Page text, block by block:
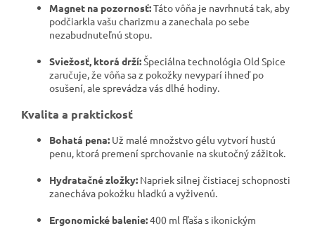
Magnet na pozornosť:Táto vôňa je navrhnutá tak, aby
podčiarkla vašu charizmu a zanechala po sebe
nezabudnuteľnú stopu.
Sviežosť, ktorá drží:Špeciálna technológia Old Spice
zaručuje, že vôňa sa z pokožky nevyparí ihneď po
osušení, ale sprevádza vás dlhé hodiny.
Kvalita a praktickosť
Bohatá pena: Už malé množstvo gélu vytvorí hustú
penu, ktorá premení sprchovanie na skutočný zážitok.
Hydratačné zložky: Napriek silnej čistiacej schopnosti
zanecháva pokožku hladkú a vyživenú.
Ergonomické balenie:400 ml fľaša s ikonickým